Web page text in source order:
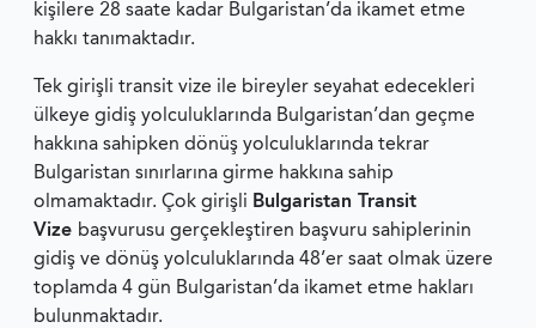
kişilere 28 saate kadar Bulgaristan’da ikamet etme
hakkı tanımaktadır.
Tek girişli transit vize ile bireyler seyahat edecekleri
ülkeye gidiş yolculuklarında Bulgaristan’dan geçme
hakkına sahipken dönüş yolculuklarında tekrar
Bulgaristan sınırlarına girme hakkına sahip
olmamaktadır. Çok girişli Bulgaristan Transit
Vize başvurusu gerçekleştiren başvuru sahiplerinin
gidiş ve dönüş yolculuklarında 48’er saat olmak üzere
toplamda 4 gün Bulgaristan’da ikamet etme hakları
bulunmaktadır.